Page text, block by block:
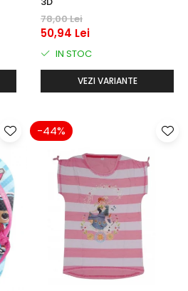
78,00 Lei
50,94 Lei
IN STOC
VEZI VARIANTE
-44%